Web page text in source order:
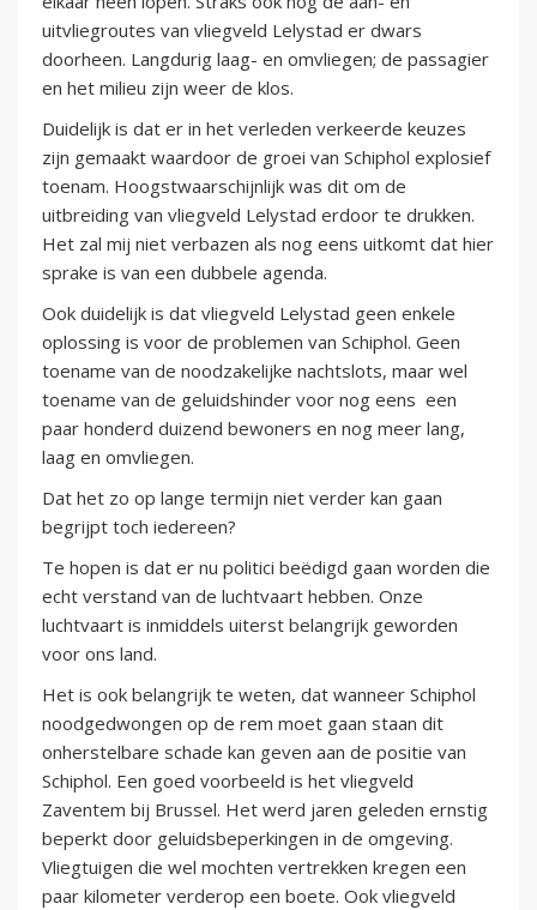
uitvliegroutes van vliegveld Lelystad er dwars
doorheen. Langdurig laag- en omvliegen; de passagier
en het milieu zijn weer de klos.
Duidelijk is dat er in het verleden verkeerde keuzes
zijn gemaakt waardoor de groei van Schiphol explosief
toenam. Hoogstwaarschijnlijk was dit om de
uitbreiding van vliegveld Lelystad erdoor te drukken.
Het zal mij niet verbazen als nog eens uitkomt dat hier
sprake is van een dubbele agenda.
Ook duidelijk is dat vliegveld Lelystad geen enkele
oplossing is voor de problemen van Schiphol. Geen
toename van de noodzakelijke nachtslots, maar wel
toename van de geluidshinder voor nog eens een
paar honderd duizend bewoners en nog meer lang,
laag en omvliegen.
Dat het zo op lange termijn niet verder kan gaan
begrijpt toch iedereen?
Te hopen is dat er nu politici beëdigd gaan worden die
echt verstand van de luchtvaart hebben. Onze
luchtvaart is inmiddels uiterst belangrijk geworden
voor ons land.
Het is ook belangrijk te weten, dat wanneer Schiphol
noodgedwongen op de rem moet gaan staan dit
onherstelbare schade kan geven aan de positie van
Schiphol. Een goed voorbeeld is het vliegveld
Zaventem bij Brussel. Het werd jaren geleden ernstig
beperkt door geluidsbeperkingen in de omgeving.
Vliegtuigen die wel mochten vertrekken kregen een
paar kilometer verderop een boete. Ook vliegveld